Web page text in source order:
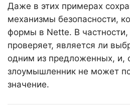
Даже в этих примерах
механизмы безопасности,
формы в Nette. В
проверяет, является ли
одним из предложенных, и,
злоумышленник не может
значение.